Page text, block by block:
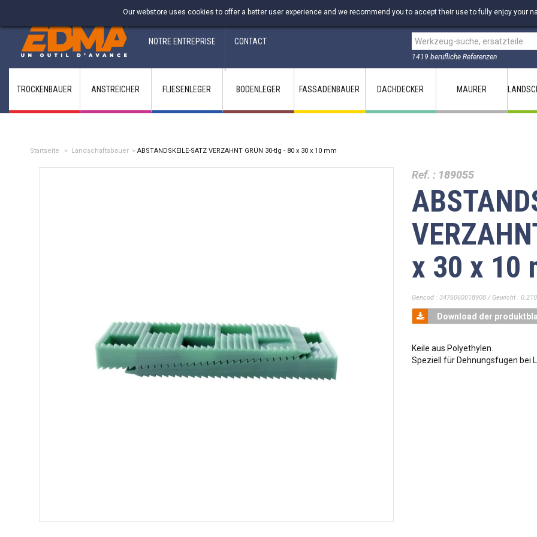
Fabricant francais depuis 1937
NOTRE ENTREPRISE CONTACT
1419 berufliche Referenzen
Our webstore uses cookies to offer a better user experience and we recommend you to accept their use to fully enjoy your
TROCKENBAUER ANSTREICHER FLIESENLEGER BODENLEGER FASSADENBAUER DACHDECKER MAURER
Startseite > Landschaftsbauer > ABSTANDSKEILE-SATZ VERZAHNT GRÜN 30-tlg - 80 x 30 x 10 mm
Ref. : 189055
x 30 x 10
Gencod : 3476060018908 / Gewicht :
Download der
Keile aus Polyethylen.
Speziell für Dehnungsfugen bei